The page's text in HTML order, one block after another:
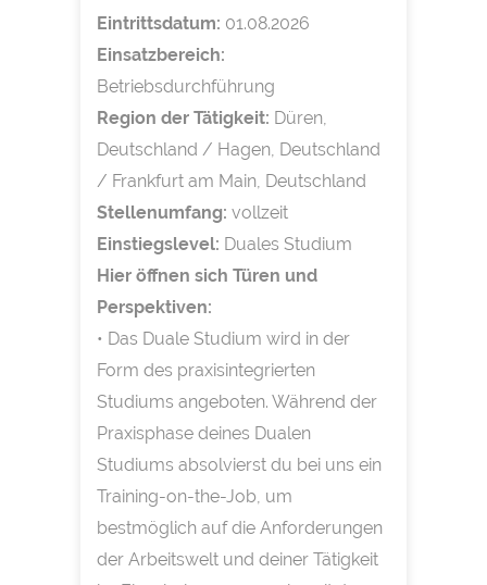
Eintrittsdatum: 01.08.2026
Einsatzbereich:
Betriebsdurchführung
Region der Tätigkeit: Düren,
Deutschland / Hagen, Deutschland
/ Frankfurt am Main, Deutschland
Stellenumfang: vollzeit
Einstiegslevel: Duales Studium
Hier öffnen sich Türen und
Perspektiven:
• Das Duale Studium wird in der
Form des praxisintegrierten
Studiums angeboten. Während der
Praxisphase deines Dualen
Studiums absolvierst du bei uns ein
Training-on-the-Job, um
bestmöglich auf die Anforderungen
der Arbeitswelt und deiner Tätigkeit